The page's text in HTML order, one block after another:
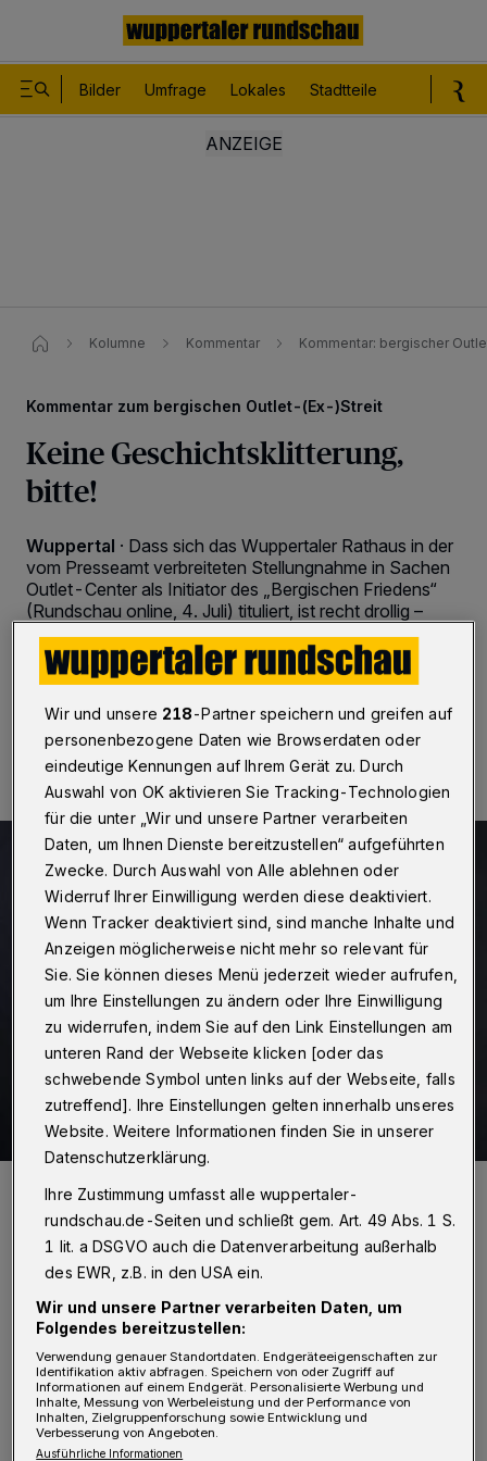
Bilder Umfrage Lokales Stadtteile
Kolumne Kommentar Kommentar: bergischer
Kommentar zum bergischen Outlet-(Ex-)Streit
Keine Geschichtsklitterung,
bitte!
Wuppertal · Dass sich das Wuppertaler Rathaus in der
vom Presseamt verbreiteten Stellungnahme in Sachen
Outlet-Center als Initiator des „Bergischen Friedens“
(Rundschau online, 4. Juli) tituliert, ist recht drollig –
oder ziemlich dreist.
25.09.2019 , 18:00 Uhr 2 Minuten Lesezeit
Redakteur Jörn Koldehoff.
Foto: Max Höllwarth
Von Jörn Koldehoff
D enn: Remscheid hatte seine Lenneper
Wir und unsere 218-Partner speichern und greifen auf
personenbezogene Daten wie Browserdaten oder
eindeutige Kennungen auf Ihrem Gerät zu. Durch
Auswahl von OK aktivieren Sie Tracking-Technologien
für die unter „Wir und unsere Partner verarbeiten
Daten, um Ihnen Dienste bereitzustellen“ aufgeführten
Zwecke. Durch Auswahl von Alle ablehnen oder
Widerruf Ihrer Einwilligung werden diese deaktiviert.
Wenn Tracker deaktiviert sind, sind manche Inhalte und
Anzeigen möglicherweise nicht mehr so relevant für
Sie. Sie können dieses Menü jederzeit wieder aufrufen,
um Ihre Einstellungen zu ändern oder Ihre Einwilligung
zu widerrufen, indem Sie auf den Link Einstellungen am
unteren Rand der Webseite klicken [oder das
schwebende Symbol unten links auf der Webseite, falls
zutreffend]. Ihre Einstellungen gelten innerhalb unseres
Website. Weitere Informationen finden Sie in unserer
Datenschutzerklärung.
Ihre Zustimmung umfasst alle wuppertaler-
rundschau.de-Seiten und schließt gem. Art. 49 Abs. 1 S.
1 lit. a DSGVO auch die Datenverarbeitung außerhalb
des EWR, z.B. in den USA ein.
Wir und unsere Partner verarbeiten Daten, um
Folgendes bereitzustellen:
Verwendung genauer Standortdaten. Endgeräteeigenschaften zur
Identifikation aktiv abfragen. Speichern von oder Zugriff auf
Informationen auf einem Endgerät. Personalisierte Werbung und
Inhalte, Messung von Werbeleistung und der Performance von
Inhalten, Zielgruppenforschung sowie Entwicklung und
Verbesserung von Angeboten.
Ausführliche Informationen